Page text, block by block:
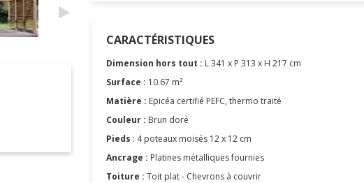
CARACTÉRISTIQUES
Dimension hors tout : L 341 x P 313 x H 217 cm
Surface : 10.67 m²
Matière : Epicéa certifié PEFC, thermo traité
Couleur : Brun doré
Pieds : 4 poteaux moisés 12 x 12 cm
Ancrage : Platines métalliques fournies
Toiture : Toit plat - Chevrons à couvrir